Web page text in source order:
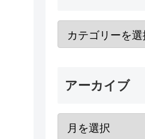
アーカイブ